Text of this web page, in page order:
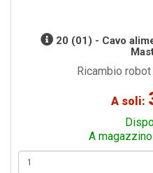
20 (01) - Cavo
Ricambio
A soli:
A